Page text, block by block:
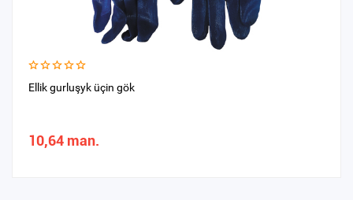
Ellik gurluşyk üçin gök
10,64 man.